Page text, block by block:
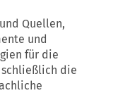
Quellen,
und
für die
schließlich die